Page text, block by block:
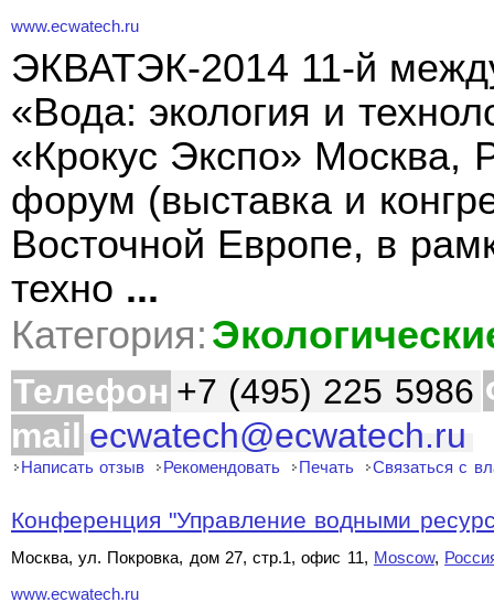
www.ecwatech.ru
ЭКВАТЭК-2014 11-й
«Вода: экология и
«Крокус Экспо»
форум (выставка и
Восточной Европе, в
техно ...
Категория:
Телефон +7 (495) 225 5986
mail ecwatech@ecwatech.ru
Написать отзыв Рекомендовать Печать Связаться с
Конференция "Управление водными
Москва, ул. Покровка, дом 27, стр.1, офис 11, Moscow,
www.ecwatech.ru